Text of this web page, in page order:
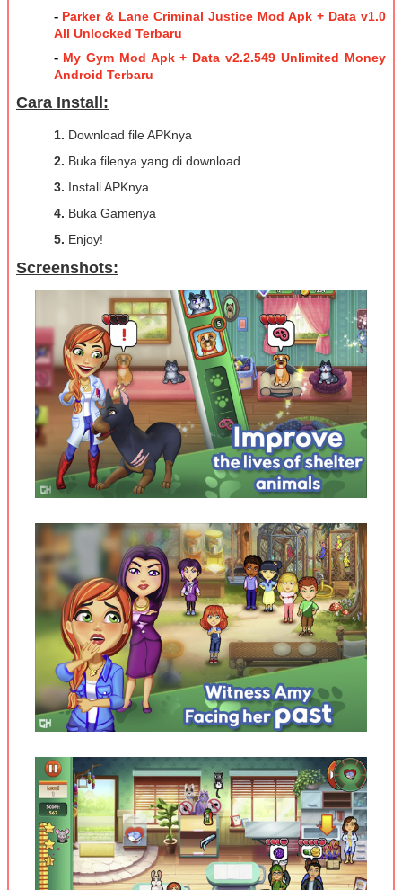
- Parker & Lane Criminal Justice Mod Apk + Data v1.0
All Unlocked Terbaru
- My Gym Mod Apk + Data v2.2.549 Unlimited Money
Android Terbaru
Cara Install:
1. Download file APKnya
2. Buka filenya yang di download
3. Install APKnya
4. Buka Gamenya
5. Enjoy!
Screenshots: